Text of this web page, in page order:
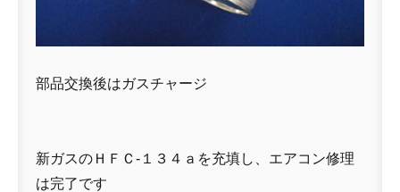
部品交換後はガスチャージ
新ガスのＨＦＣ-１３４ａを充填し、エアコン修理
は完了です